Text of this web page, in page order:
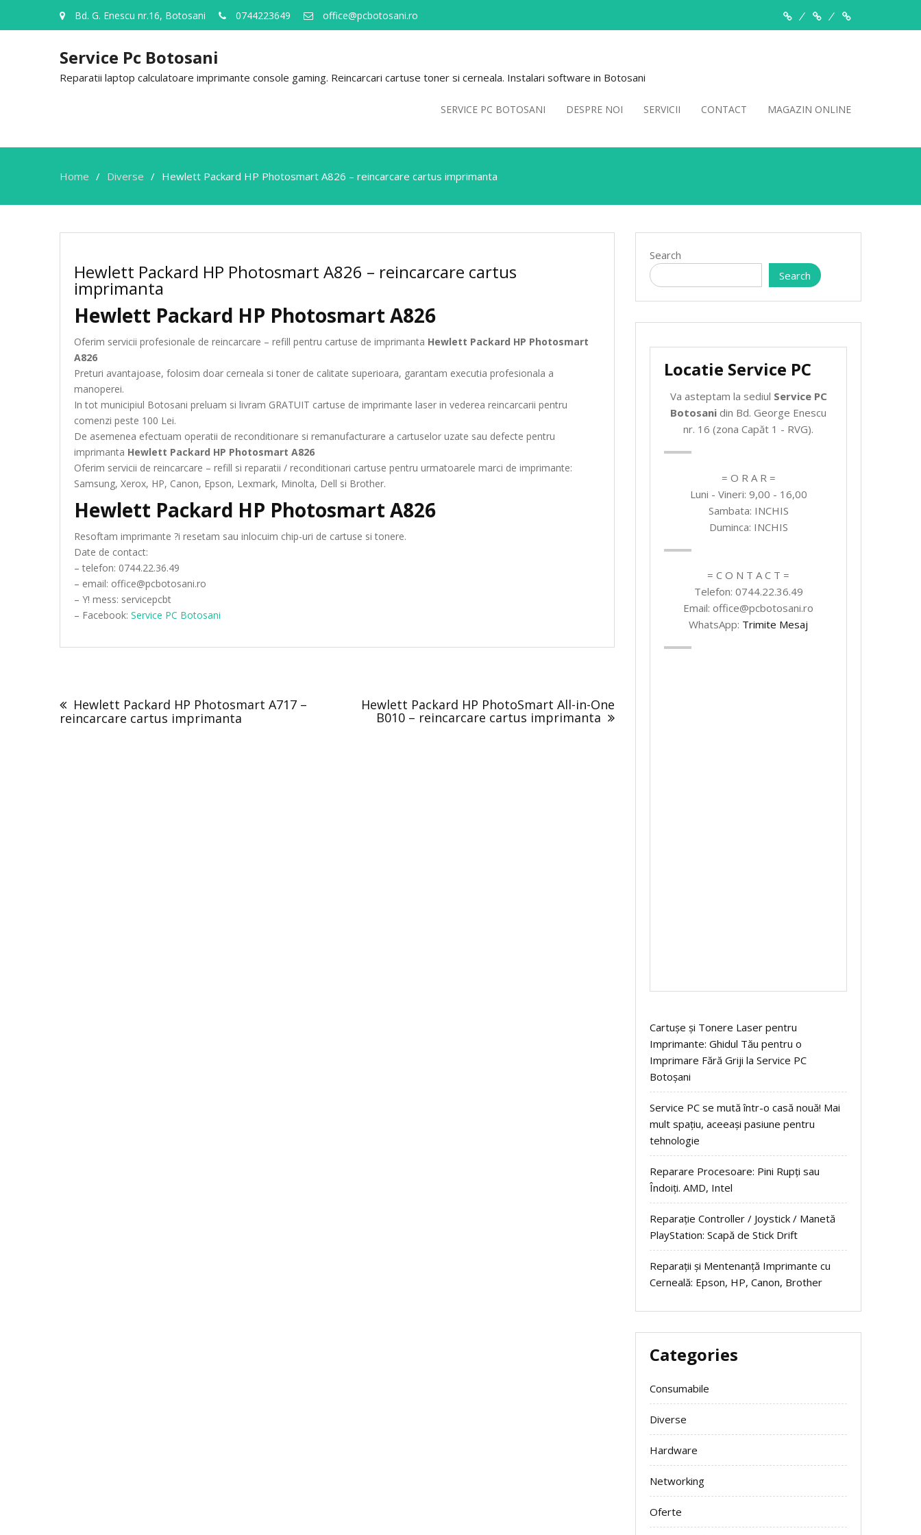
Bd. G. Enescu nr.16, Botosani 0744223649 office@pcbotosani.ro
DespreServiciiContact
Service Pc Botosani
Reparatii laptop calculatoare imprimante console gaming. Reincarcari cartuse toner si cerneala. Instalari software in Botosani
SERVICE PC BOTOSANI DESPRE NOI SERVICII CONTACT MAGAZIN ONLINE
Home Diverse Hewlett Packard HP Photosmart A826 – reincarcare cartus imprimanta
Hewlett Packard HP Photosmart A826 – reincarcare cartus
imprimanta
Hewlett Packard HP Photosmart A826
Oferim servicii profesionale de reincarcare – refill pentru cartuse de imprimanta Hewlett Packard HP Photosmart
A826
Preturi avantajoase, folosim doar cerneala si toner de calitate superioara, garantam executia profesionala a
manoperei.
In tot municipiul Botosani preluam si livram GRATUIT cartuse de imprimante laser in vederea reincarcarii pentru
comenzi peste 100 Lei.
De asemenea efectuam operatii de reconditionare si remanufacturare a cartuselor uzate sau defecte pentru
imprimanta Hewlett Packard HP Photosmart A826
Oferim servicii de reincarcare – refill si reparatii / reconditionari cartuse pentru urmatoarele marci de imprimante:
Samsung, Xerox, HP, Canon, Epson, Lexmark, Minolta, Dell si Brother.
Hewlett Packard HP Photosmart A826
Resoftam imprimante ?i resetam sau inlocuim chip-uri de cartuse si tonere.
Date de contact:
– telefon: 0744.22.36.49
– email: office@pcbotosani.ro
– Y! mess: servicepcbt
– Facebook: Service PC Botosani
navigation
Hewlett Packard HP Photosmart A717 –
reincarcare cartus imprimanta
Hewlett Packard HP PhotoSmart All-in-One
B010 – reincarcare cartus imprimanta
Search
Search
Locatie Service PC
Va asteptam la sediul Service PC
Botosani din Bd. George Enescu
nr. 16 (zona Capăt 1 - RVG).
= O R A R =
Luni - Vineri: 9,00 - 16,00
Sambata: INCHIS
Duminca: INCHIS
= C O N T A C T =
Telefon: 0744.22.36.49
Email: office@pcbotosani.ro
WhatsApp: Trimite Mesaj
Cartușe și Tonere Laser pentru
Imprimante: Ghidul Tău pentru o
Imprimare Fără Griji la Service PC
Botoșani
Service PC se mută într-o casă nouă! Mai
mult spațiu, aceeași pasiune pentru
tehnologie
Reparare Procesoare: Pini Rupți sau
Îndoiți. AMD, Intel
Reparație Controller / Joystick / Manetă
PlayStation: Scapă de Stick Drift
Reparații și Mentenanță Imprimante cu
Cerneală: Epson, HP, Canon, Brother
Categories
Consumabile
Diverse
Hardware
Networking
Oferte